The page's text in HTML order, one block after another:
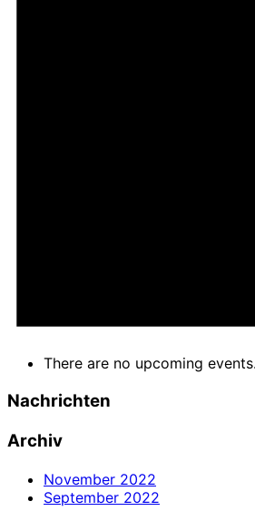
There are no upcoming events.
Nachrichten
Archiv
November 2022
September 2022